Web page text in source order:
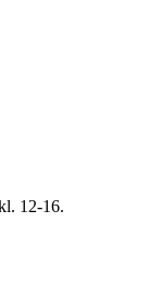
12-16.